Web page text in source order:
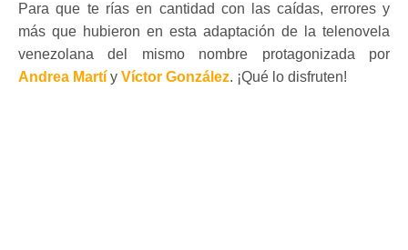
Para que te rías en cantidad con las caídas, errores y
más que hubieron en esta adaptación de la telenovela
venezolana del mismo nombre protagonizada por
Andrea Martí y Víctor González. ¡Qué lo disfruten!